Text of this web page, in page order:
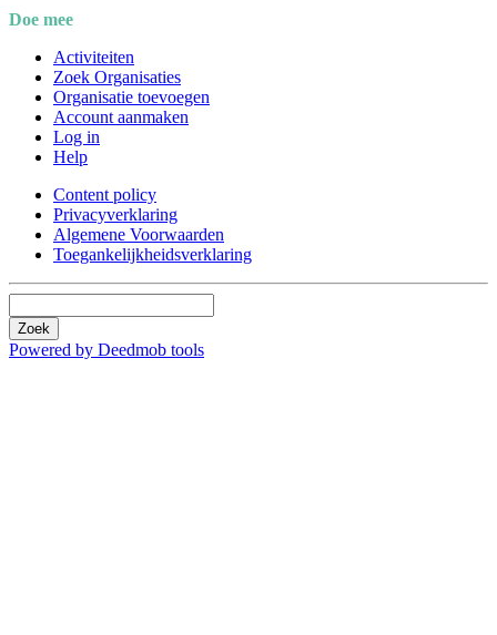
Doe mee
Activiteiten
Zoek Organisaties
Organisatie toevoegen
Account aanmaken
Log in
Help
Content policy
Privacyverklaring
Algemene Voorwaarden
Toegankelijkheidsverklaring
Zoek
Powered by Deedmob tools